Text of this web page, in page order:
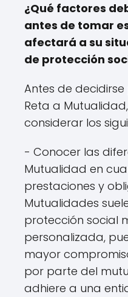
¿Qué factores
antes de tomar
afectará a su
de protección
Antes de
Reta a
considerar los
- Conocer las
Mutualidad en
prestaciones y
Mutualidades
protección social
personalizada,
mayor
por parte del
adhiere a una